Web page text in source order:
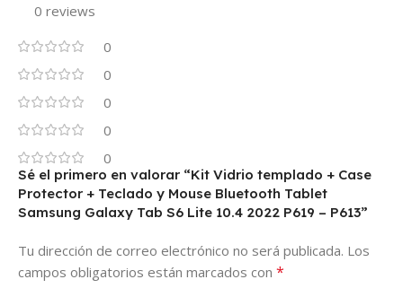
0 reviews
0
0
0
0
0
Sé el primero en valorar “Kit Vidrio templado + Case
Protector + Teclado y Mouse Bluetooth Tablet
Samsung Galaxy Tab S6 Lite 10.4 2022 P619 – P613”
Tu dirección de correo electrónico no será publicada. Los
campos obligatorios están marcados con *